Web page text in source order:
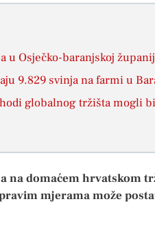
u Osječko-baranjskoj
9.829 svinja na farmi u
globalnog tržišta mogli
na domaćem hrvatskom
mjerama može